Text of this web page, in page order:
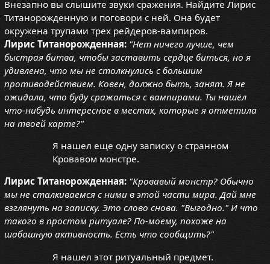
Внезапно вы слышите звуки сражения. Найдите Лирис
Титанорожденную и поговори с ней. Она будет
окружена трупами трех рейдеров-вампиров.
Лирис Титанорожденная: "Нет ничего лучше, чем
быстрая битва, чтобы заставить сердце биться, но я
удивлена, что мы не столкнулись с большим
противодействием. Ковен, должно быть, занят. Я не
ожидала, что буду сражаться с вампирами. Ты нашёл
что-нибудь интересное в местах, которые я отметила
на твоей карте?"
Я нашел еще одну записку о странном
Кровавом монстре.
Лирис Титанорожденная: "Кровавый монстр? Обычно
мы не сталкиваемся с ними в этой части мира. Дай мне
взглянуть на записку. Это слово снова. "Выгодно." И что
такого в простом ритуале? По-моему, похоже на
шабашную активность. Есть что сообщить?"
Я нашел этот ритуальный предмет.